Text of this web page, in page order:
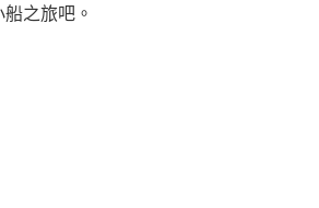
之旅吧。